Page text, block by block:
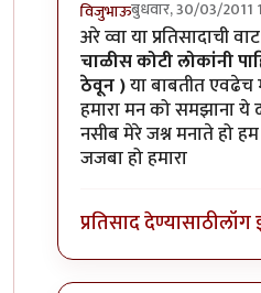
विजुभाऊबुधवार, 30/03/2011
In reply toमी आहेby
अरे व्वा या प्रतिसादाची
चाळीस कोटी लोकांनी
ठेवून )या बाबतीत एवढेच
हमारा मन को समझाना ये
नसीब मेरे जश्न मनाते हो
जजबा हो हमारा
प्रतिसाद देण्यासाठीलॉग